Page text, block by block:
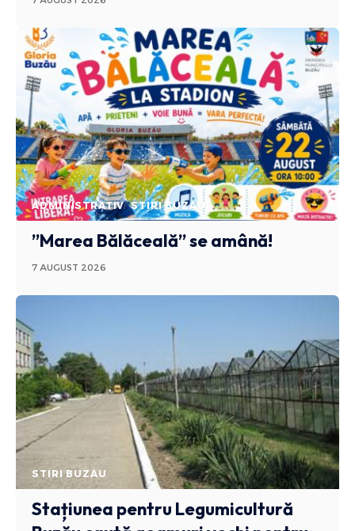
ADMINISTRATIV STIRI BUZAU
”Marea Bălăceală” se amână!
7 AUGUST 2026
STIRI BUZAU
Stațiunea pentru Legumicultură